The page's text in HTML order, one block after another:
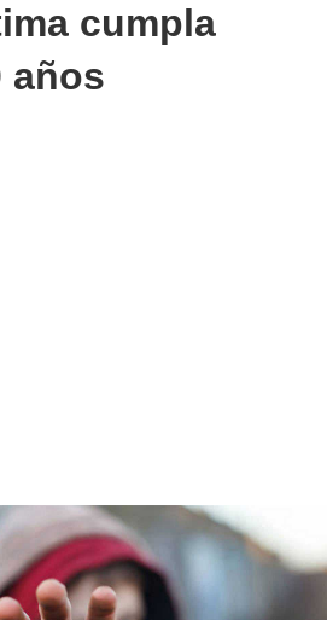
cumpla
años